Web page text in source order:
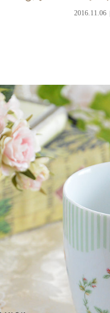
2016.11.06